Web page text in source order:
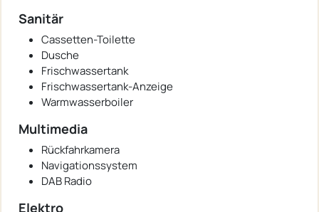
Sanitär
Cassetten-Toilette
Dusche
Frischwassertank
Frischwassertank-Anzeige
Warmwasserboiler
Multimedia
Rückfahrkamera
Navigationssystem
DAB Radio
Elektro